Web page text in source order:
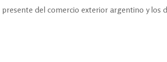
presente del comercio exterior argentino y los